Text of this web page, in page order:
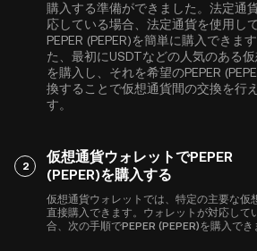
購入する準備ができました。法定通
応している場合、法定通貨を使用して
PEPER (PEPER)を簡単に購入できま
た、最初にUSDTなどの人気のある
を購入し、それを希望のPEPER
換することで仮想通貨間の交換を行
す。
2
仮想通貨ウォレットでPEPER
(PEPER)を購入する
仮想通貨ウォレットでは、特定の主要な仮
直接購入できます。ウォレットが対応して
合、次の手順でPEPER (PEPER)を購入でき